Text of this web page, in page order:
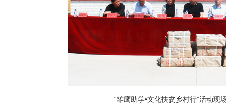
“雏鹰助学•文化扶贫乡村行”活动现